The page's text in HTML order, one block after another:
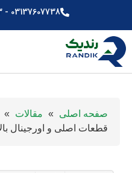
03137607738​ - 09912939413
صفحه اصلی » مقالات »
قطعات اصلی و اورجینال